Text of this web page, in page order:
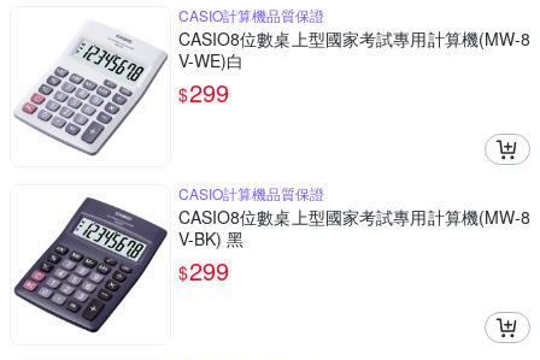
CASIO計算機品質保證
CASIO8位數桌上型國家考試專用計算機(MW-8
V-WE)白
$299
CASIO計算機品質保證
CASIO8位數桌上型國家考試專用計算機(MW-8
V-BK) 黑
$299